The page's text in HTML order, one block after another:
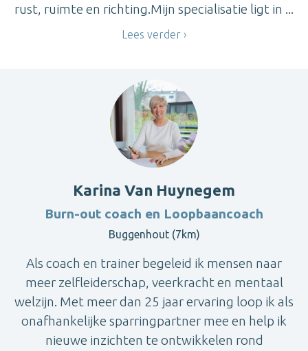
rust, ruimte en richting.Mijn specialisatie ligt in ...
Lees verder
Karina Van Huynegem
Burn-out coach en Loopbaancoach
Buggenhout (7km)
Als coach en trainer begeleid ik mensen naar
meer zelfleiderschap, veerkracht en mentaal
welzijn. Met meer dan 25 jaar ervaring loop ik als
onafhankelijke sparringpartner mee en help ik
nieuwe inzichten te ontwikkelen rond